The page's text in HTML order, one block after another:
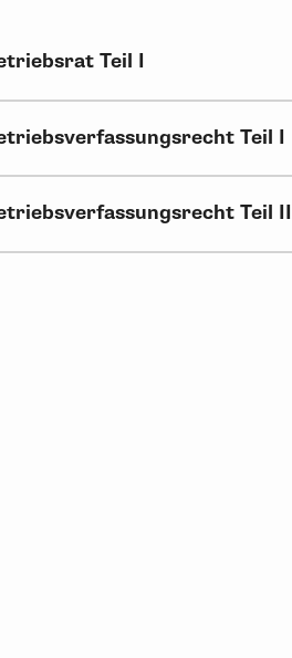
Teil I
Teil I
Teil II